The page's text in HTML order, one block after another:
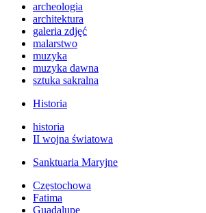
archeologia
architektura
galeria zdjęć
malarstwo
muzyka
muzyka dawna
sztuka sakralna
Historia
historia
II wojna światowa
Sanktuaria Maryjne
Częstochowa
Fatima
Guadalupe